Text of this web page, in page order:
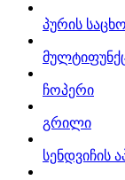
პურის
ჩოპერი
გრილი
სენდვიჩის